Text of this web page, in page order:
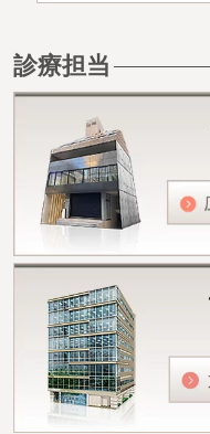
診療担当